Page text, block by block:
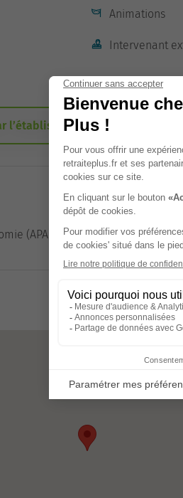
Animations
Intervenant
l’établissement
(APA)